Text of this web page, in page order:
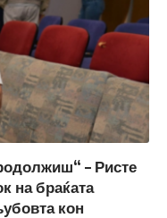
– Ристе
на браќата
кон